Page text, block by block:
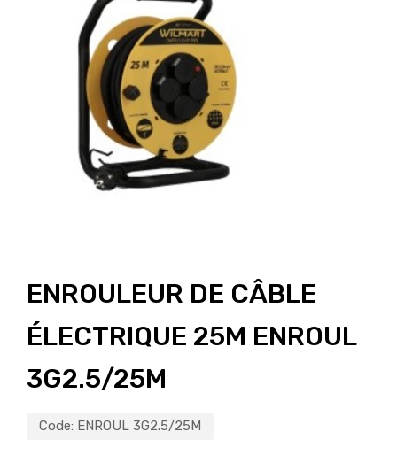
ENROULEUR DE CÂBLE
ÉLECTRIQUE 25M ENROUL
3G2.5/25M
Code: ENROUL 3G2.5/25M